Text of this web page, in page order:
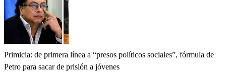
Primicia: de primera línea a “presos políticos sociales”, fórmula de
Petro para sacar de prisión a jóvenes